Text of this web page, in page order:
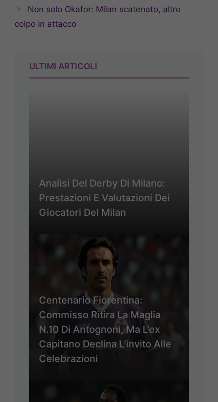
Non solo Okafor: Milan scatenato, altro
colpo in attacco
ULTIMI ARTICOLI
Analisi Del Derby Di Milano:
Prestazioni E Valutazioni Dei
Giocatori Del Milan
Centenario Fiorentina:
Commisso Ritira La Maglia
N.10 Di Antognoni, Ma L’ex
Capitano Declina L’invito Alle
Celebrazioni